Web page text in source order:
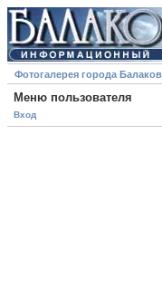
Фотогалерея города
Меню пользователя
Вход